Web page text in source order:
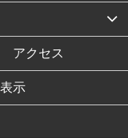
アクセス
示